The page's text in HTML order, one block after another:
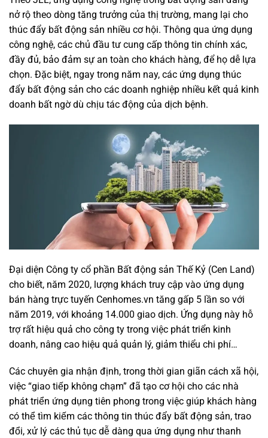
nở rộ theo dòng tăng trưởng của thị trường, mang lại cho
thúc đẩy bất động sản nhiều cơ hội. Thông qua ứng dụng
công nghệ, các chủ đầu tư cung cấp thông tin chính xác,
đầy đủ, bảo đảm sự an toàn cho khách hàng, để họ dễ lựa
chọn. Đặc biệt, ngay trong năm nay, các ứng dụng thúc
đẩy bất động sản cho các doanh nghiệp nhiều kết quả kinh
doanh bất ngờ dù chịu tác động của dịch bệnh.
Đại diện Công ty cổ phần Bất động sản Thế Kỷ (Cen Land)
cho biết, năm 2020, lượng khách truy cập vào ứng dụng
bán hàng trực tuyến Cenhomes.vn tăng gấp 5 lần so với
năm 2019, với khoảng 14.000 giao dịch. Ứng dụng này hỗ
trợ rất hiệu quả cho công ty trong việc phát triển kinh
doanh, nâng cao hiệu quả quản lý, giảm thiểu chi phí…
Các chuyên gia nhận định, trong thời gian giãn cách xã hội,
việc “giao tiếp không chạm” đã tạo cơ hội cho các nhà
phát triển ứng dụng tiên phong trong việc giúp khách hàng
có thể tìm kiếm các thông tin thúc đẩy bất động sản, trao
đổi, xử lý các thủ tục dễ dàng qua ứng dụng như thanh